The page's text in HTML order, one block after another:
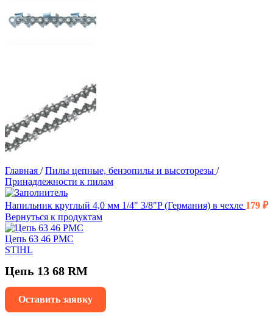
Главная / Пилы цепные, бензопилы и высоторезы /
Принадлежности к пилам
Напильник круглый 4,0 мм 1/4" 3/8"P (Германия) в чехле 179 ₽
Вернуться к продуктам
Цепь 63 46 PMC
STIHL
Цепь 13 68 RM
Оставить заявку